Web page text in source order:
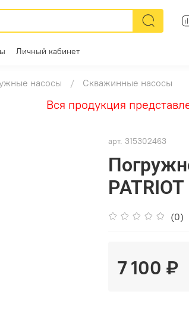
Личный кабинет
насосы Скважинные насосы
Вся продукция
арт. 315302463
(0)
7 100 ₽